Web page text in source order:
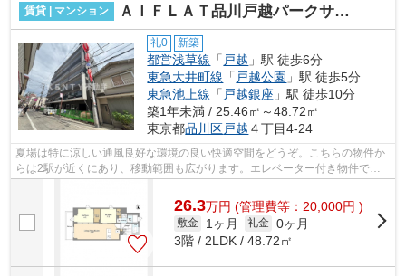
賃貸 | マンション ＡＩＦＬＡＴ品川戸越パークサイド
礼0 新築
都営浅草線 「 戸越 」駅 徒歩6分
東急大井町線 「 戸越公園 」駅 徒歩5分
東急池上線 「 戸越銀座 」駅 徒歩10分
築1年未満 / 25.46㎡～48.72㎡
東京都品川区戸越 ４丁目4-24
夏場は特に涼しい通風良好な環境の良い快適空間をどうぞ。こちらの物件か
らは2駅が近くにあり、移動範囲も広がります。エレベーター付き物件で
26.3万円 (管理費等：20,000円 )
敷金 1ヶ月 礼金 0ヶ月
3階 / 2LDK / 48.72㎡